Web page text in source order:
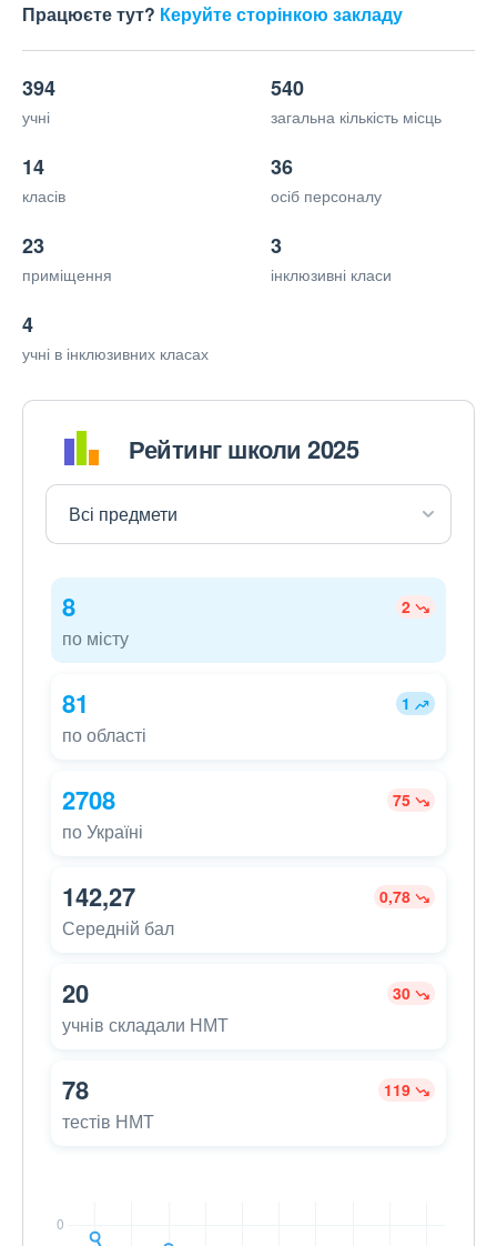
Працюєте тут? Керуйте сторінкою закладу
394
учні
540
загальна кількість місць
14
класів
36
осіб персоналу
23
приміщення
3
інклюзивні класи
4
учні в інклюзивних класах
Рейтинг школи 2025
8 2
по місту
81 1
по області
2708 75
по Україні
142,27 0,78
Середній бал
20 30
учнів складали НМТ
78 119
тестів НМТ